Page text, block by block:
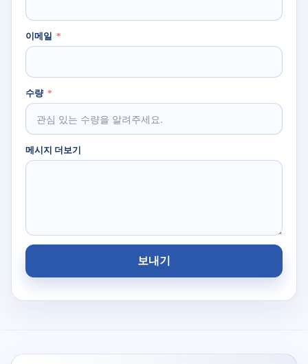
이메일
수량
메시지 더보기
보내기